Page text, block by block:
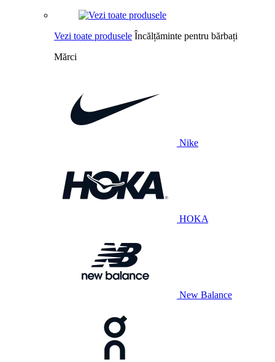
Vezi toate produsele Încălțăminte pentru bărbați
Mărci
Nike
HOKA
New Balance